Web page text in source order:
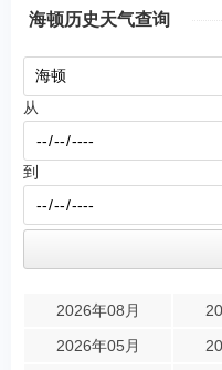
海顿历史天气查询
从
到
2026年08月
2026年05月